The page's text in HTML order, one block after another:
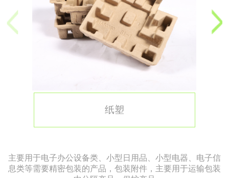
纸塑
主要用于电子办公设备类、小型日用品、小型电器、电子信
息类等需要精密包装的产品，包装附件，主要用于运输包装